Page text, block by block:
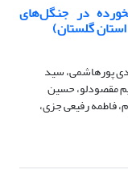
در جنگل‌های
گلستان)
پورهاشمی، سید
مقصودلو، حسین
فاطمه رفیعی جزی،